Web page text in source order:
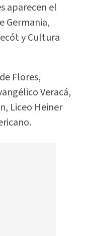
aparecen el
Germania,
y Cultura
Flores,
Veracá,
Liceo Heiner